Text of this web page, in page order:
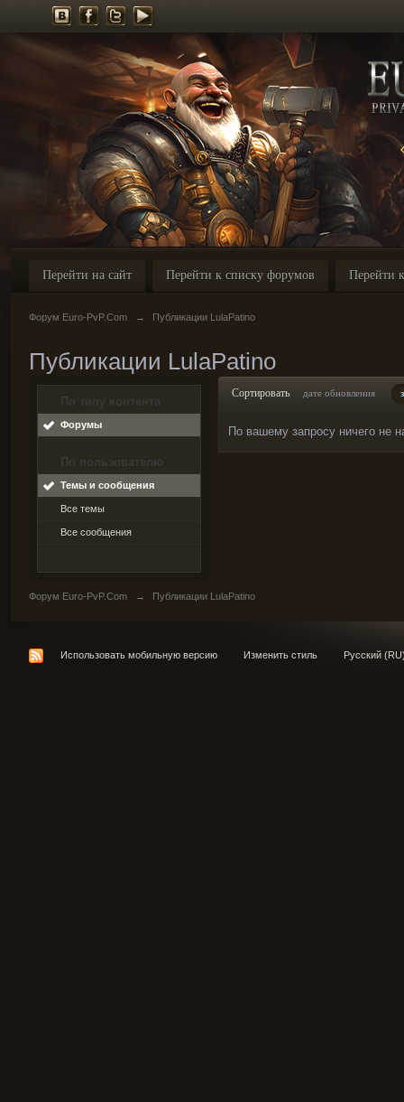
Перейти на сайт Перейти к списку форумов Перейти
Форум Euro-PvP.Com → Публикации LulaPatino
Публикации LulaPatino
По типу контента
Форумы
По пользователю
Темы и сообщения
Все темы
Все сообщения
Сортировать дате обновления
По вашему запросу ничего не
Форум Euro-PvP.Com → Публикации LulaPatino
Использовать мобильную версию Изменить стиль Русский